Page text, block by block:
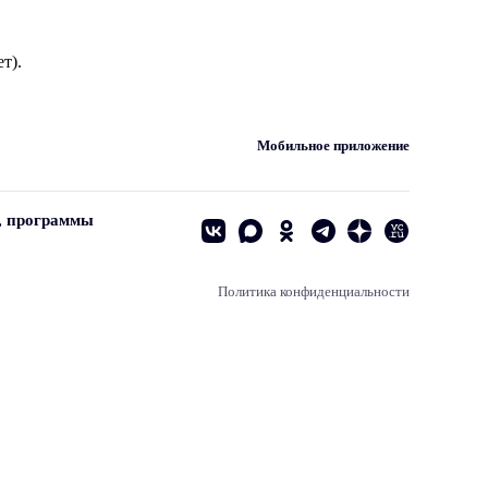
Мобильное приложение
программы
Политика конфиденциальности